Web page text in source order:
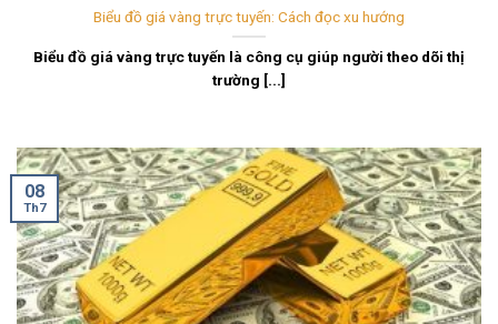
Biểu đồ giá vàng trực tuyến: Cách đọc xu hướng
Biểu đồ giá vàng trực tuyến là công cụ giúp người theo dõi thị
trường [...]
08
Th7